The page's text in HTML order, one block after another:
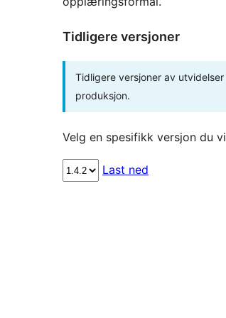
Tidligere versjoner
Tidligere versjoner av
produksjon.
Velg en spesifikk versjon du
Last ned